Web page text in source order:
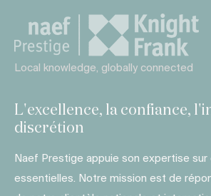
Local knowledge, globally connected
L'excellence, la confiance,
discrétion
Naef Prestige appuie son expertise sur
essentielles. Notre mission est de